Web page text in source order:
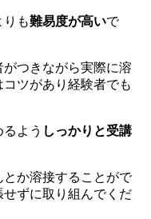
りも難易度が高いで
つきながら実際に溶
ツがあり経験者でも
よう しっかりと受講
か溶接することがで
ずに取り組んでくだ